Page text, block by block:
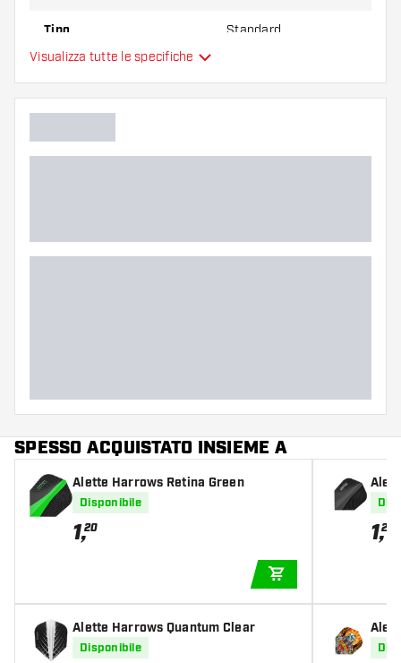
Tipo Standard
Colore principale
Visualizza tutte le specifiche
SPESSO ACQUISTATO INSIEME A
Alette Harrows Retina Green
Disponibile
1,20
Alette Harrows Quantum Clear
Disponibile
1,20